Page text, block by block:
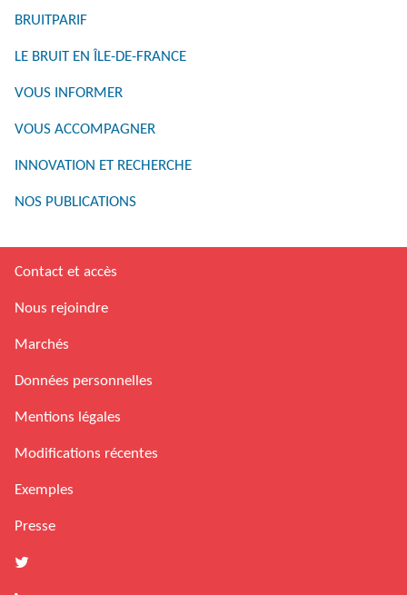
BRUITPARIF
LE BRUIT EN ÎLE-DE-FRANCE
VOUS INFORMER
VOUS ACCOMPAGNER
INNOVATION ET RECHERCHE
NOS PUBLICATIONS
Contact et accès
Nous rejoindre
Marchés
Données personnelles
Mentions légales
Modifications récentes
Exemples
Presse